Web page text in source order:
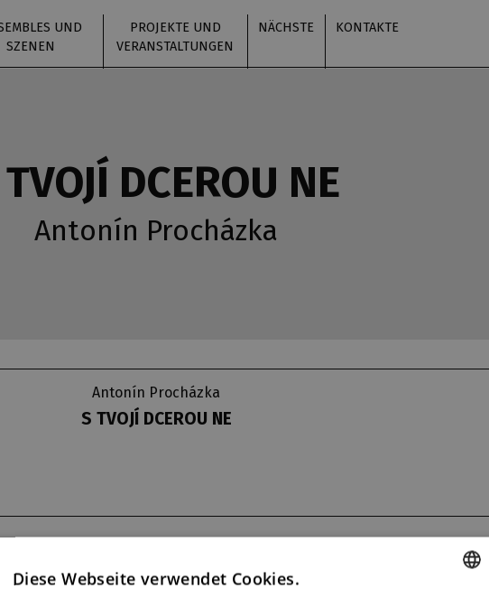
UND
SZENEN
PROJEKTE UND
VERANSTALTUNGEN
NÄCHSTE KONTAKTE
DCEROU NE
Antonín Procházka
Antonín Procházka
S TVOJÍ DCEROU NE
14. 6. 1998
71
Diese Webseite verwendet Cookies.